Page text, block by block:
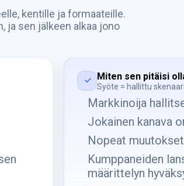
kentille ja formaateille.
ja sen jälkeen alkaa jono
Miten sen pitäisi
Syöte = hallittu
Markkinoija
Jokainen kanava
Nopeat
Kumppaneiden
määrittelyn